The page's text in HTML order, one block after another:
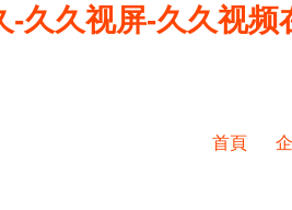
久久视屏-久久视
首頁